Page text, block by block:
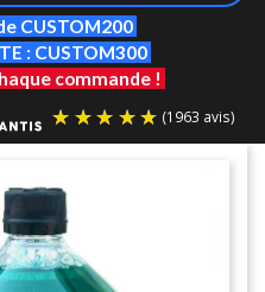
CUSTOM200
: CUSTOM300
commande !